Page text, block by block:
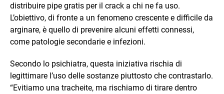
distribuire pipe gratis per il crack a chi ne fa uso.
L’obiettivo, di fronte a un fenomeno crescente e difficile da
arginare, è quello di prevenire alcuni effetti connessi,
come patologie secondarie e infezioni.
Secondo lo psichiatra, questa iniziativa rischia di
legittimare l’uso delle sostanze piuttosto che contrastarlo.
“Evitiamo una tracheite, ma rischiamo di tirare dentro